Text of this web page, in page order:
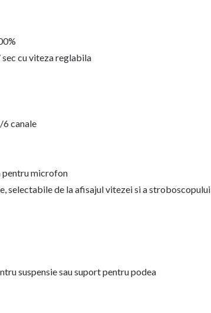
cu viteza reglabila
canale
pentru microfon
selectabile de la afisajul vitezei si a stroboscopului
suspensie sau suport pentru podea